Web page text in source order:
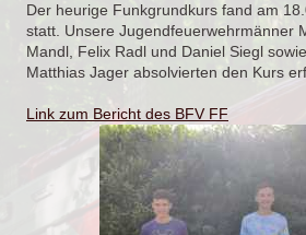
Der heurige Funkgrundkurs fand am
statt. Unsere Jugendfeuerwehrmänner
Mandl, Felix Radl und Daniel Siegl
Matthias Jager absolvierten den Kurs
Link zum Bericht des BFV FF